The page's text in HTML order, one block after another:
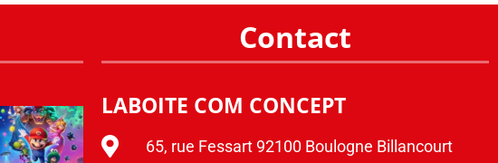
Contact
LABOITE COM CONCEPT
65, rue Fessart 92100 Boulogne Billancourt